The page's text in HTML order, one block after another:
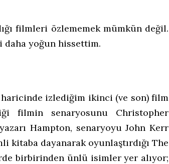
filmleri özlememek mümkün değil.
daha yoğun hissettim.
izlediğim ikinci (ve son) film
filmin senaryosunu Christopher
Hampton, senaryoyu John Kerr
kitaba dayanarak oyunlaştırdığı The
birbirinden ünlü isimler yer alıyor;